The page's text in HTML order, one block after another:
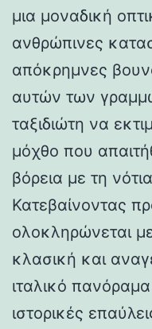
μια μοναδική
ανθρώπινες
απόκρημνες
αυτών των
ταξιδιώτη να
μόχθο που
βόρεια με τη
Κατεβαίνοντας
ολοκληρώνεται
κλασική και
ιταλικό
ιστορικές